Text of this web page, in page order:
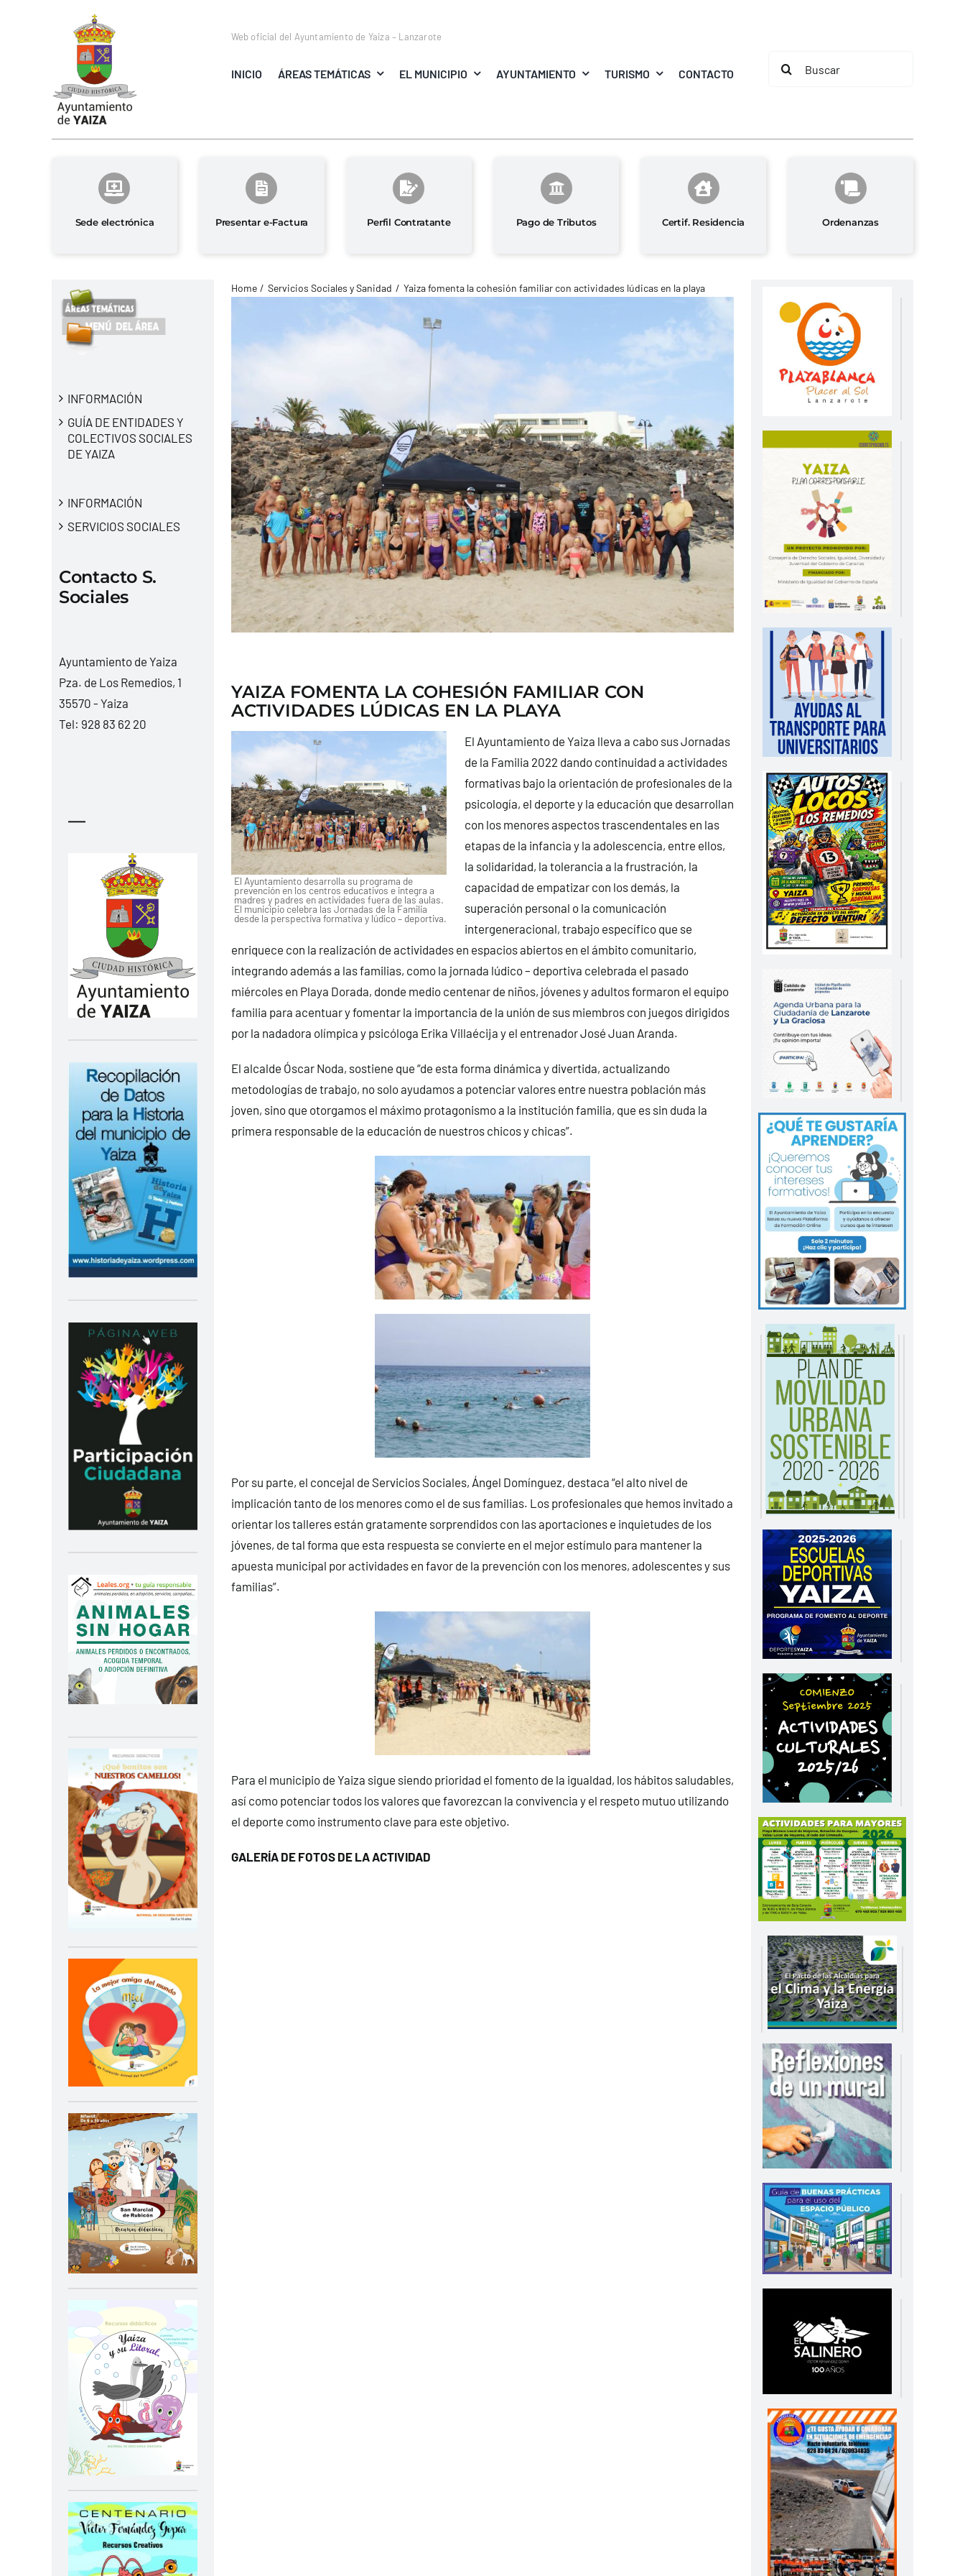
Web oficial del Ayuntamiento de Yaiza – Lanzarote
INICIO ÁREAS TEMÁTICAS EL MUNICIPIO AYUNTAMIENTO TURISMO CONTACTO
Buscar:
Sede electrónica Presentar e-Factura Perfil Contratante Pago de Tributos Certif. Residencia Ordenanzas
INFORMACIÓN
GUÍA DE ENTIDADES Y
COLECTIVOS SOCIALES
DE YAIZA
INFORMACIÓN
SERVICIOS SOCIALES
Contacto S.
Sociales
Ayuntamiento de Yaiza
Pza. de Los Remedios, 1
35570 - Yaiza
Tel: 928 83 62 20
—
Home Servicios Sociales y Sanidad Yaiza fomenta la cohesión familiar con actividades lúdicas en la playa
YAIZA FOMENTA LA COHESIÓN FAMILIAR CON
ACTIVIDADES LÚDICAS EN LA PLAYA
El Ayuntamiento desarrolla su programa de
prevención en los centros educativos e integra a
madres y padres en actividades fuera de las aulas.
El municipio celebra las Jornadas de la Familia
desde la perspectiva formativa y lúdico – deportiva.
El Ayuntamiento de Yaiza lleva a cabo sus Jornadas
de la Familia 2022 dando continuidad a actividades
formativas bajo la orientación de profesionales de la
psicología, el deporte y la educación que desarrollan
con los menores aspectos trascendentales en las
etapas de la infancia y la adolescencia, entre ellos,
la solidaridad, la tolerancia a la frustración, la
capacidad de empatizar con los demás, la
superación personal o la comunicación
intergeneracional, trabajo específico que se
enriquece con la realización de actividades en espacios abiertos en el ámbito comunitario,
integrando además a las familias, como la jornada lúdico – deportiva celebrada el pasado
miércoles en Playa Dorada, donde medio centenar de niños, jóvenes y adultos formaron el equipo
familia para acentuar y fomentar la importancia de la unión de sus miembros con juegos dirigidos
por la nadadora olímpica y psicóloga Erika Villaécija y el entrenador José Juan Aranda.
El alcalde Óscar Noda, sostiene que “de esta forma dinámica y divertida, actualizando
metodologías de trabajo, no solo ayudamos a potenciar valores entre nuestra población más
joven, sino que otorgamos el máximo protagonismo a la institución familia, que es sin duda la
primera responsable de la educación de nuestros chicos y chicas”.
Por su parte, el concejal de Servicios Sociales, Ángel Domínguez, destaca “el alto nivel de
implicación tanto de los menores como el de sus familias. Los profesionales que hemos invitado a
orientar los talleres están gratamente sorprendidos con las aportaciones e inquietudes de los
jóvenes, de tal forma que esta respuesta se convierte en el mejor estímulo para mantener la
apuesta municipal por actividades en favor de la prevención con los menores, adolescentes y sus
familias”.
Para el municipio de Yaiza sigue siendo prioridad el fomento de la igualdad, los hábitos saludables,
así como potenciar todos los valores que favorezcan la convivencia y el respeto mutuo utilizando
el deporte como instrumento clave para este objetivo.
GALERÍA DE FOTOS DE LA ACTIVIDAD